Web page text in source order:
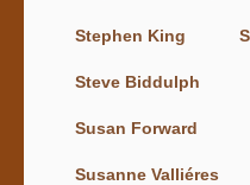
Stephen King
Steve Biddulph
Susan Forward
Susanne Valliéres